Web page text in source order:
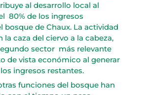
al desarrollo local al
80% de los ingresos
bosque de Chaux. La actividad
la caza del ciervo a la cabeza,
sector más relevante
de vista económico al generar
ingresos restantes.
funciones del bosque han